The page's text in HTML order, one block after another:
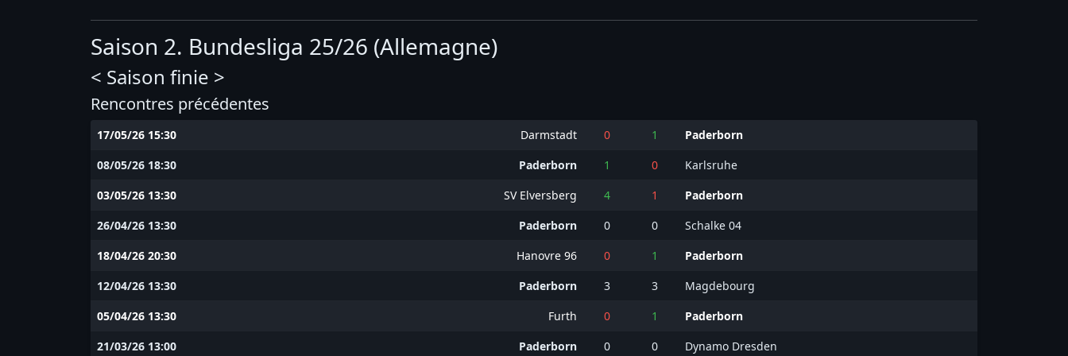
Saison 2. Bundesliga 25/26 (Allemagne)
< Saison finie >
Rencontres précédentes
17/05/26 15:30 Darmstadt 0 1
Paderborn
08/05/26 18:30
Paderborn 1 0
Karlsruhe
03/05/26 13:30
SV Elversberg 4 1
Paderborn
26/04/26 13:30
Paderborn 0 0
Schalke 04
18/04/26 20:30
Hanovre 96 0 1
Paderborn
12/04/26 13:30
Paderborn 3 3
Magdebourg
05/04/26 13:30
Furth 0 1
Paderborn
21/03/26 13:00
Paderborn 0 0 Dynamo Dresden